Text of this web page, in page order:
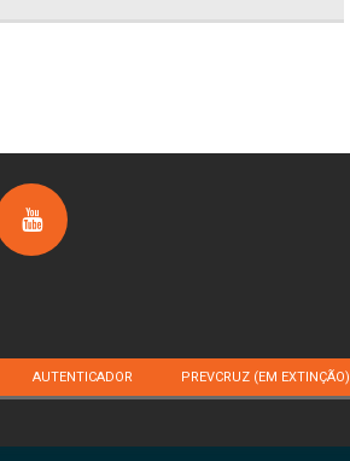
AUTENTICADOR PREVCRUZ (EM EXTINÇÃO)